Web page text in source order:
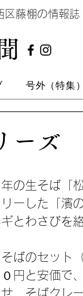
区藤棚の情報
号外（特集）
ーズ
の生そば「
ーした「濱
とわさびを
ばのセット
円と安価で
、そばク